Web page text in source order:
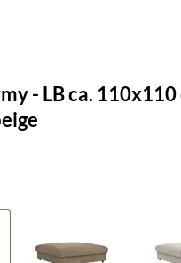
- LB ca. 110x110